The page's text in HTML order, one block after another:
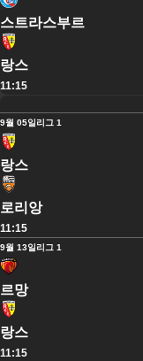
스트라스부르
랑스
11:15
9월 05일리그 1
랑스
로리앙
11:15
9월 13일리그 1
르망
랑스
11:15